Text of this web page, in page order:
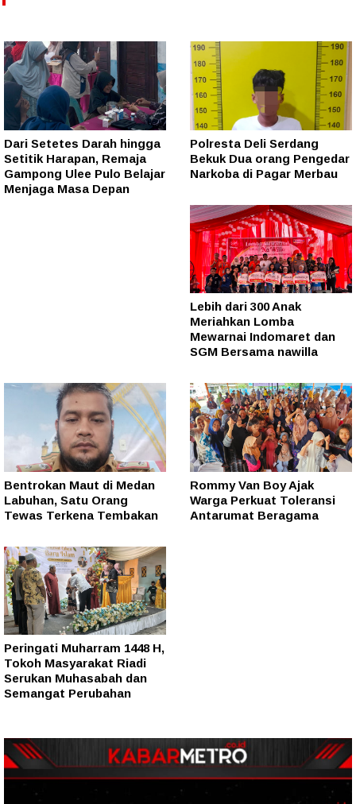
Dari Setetes Darah hingga
Setitik Harapan, Remaja
Gampong Ulee Pulo Belajar
Menjaga Masa Depan
Polresta Deli Serdang
Bekuk Dua orang Pengedar
Narkoba di Pagar Merbau
Lebih dari 300 Anak
Meriahkan Lomba
Mewarnai Indomaret dan
SGM Bersama nawilla
Bentrokan Maut di Medan
Labuhan, Satu Orang
Tewas Terkena Tembakan
Rommy Van Boy Ajak
Warga Perkuat Toleransi
Antarumat Beragama
Peringati Muharram 1448 H,
Tokoh Masyarakat Riadi
Serukan Muhasabah dan
Semangat Perubahan